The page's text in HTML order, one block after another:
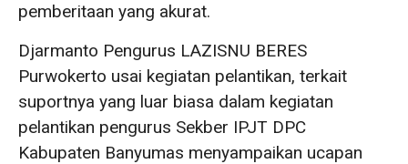
pemberitaan yang akurat.
Djarmanto Pengurus LAZISNU BERES
Purwokerto usai kegiatan pelantikan, terkait
suportnya yang luar biasa dalam kegiatan
pelantikan pengurus Sekber IPJT DPC
Kabupaten Banyumas menyampaikan ucapan